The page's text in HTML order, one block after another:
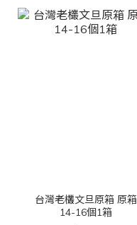
台灣老欉文旦原箱 原箱
14-16個1箱